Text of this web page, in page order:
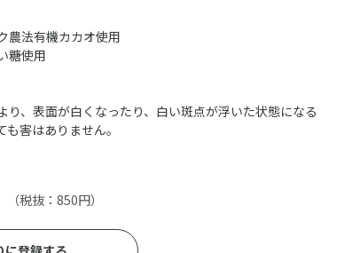
農法有機カカオ使用
糖使用
、表面が白くなったり、白い斑点が浮いた状態になる
害はありません。
（税抜：850円）